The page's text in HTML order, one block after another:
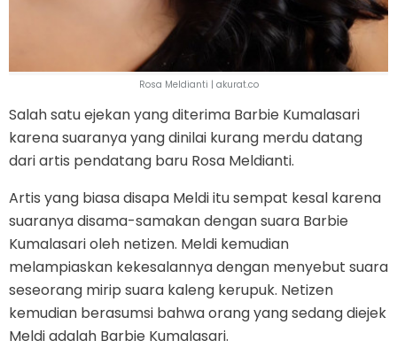
Rosa Meldianti | akurat.co
Salah satu ejekan yang diterima Barbie Kumalasari
karena suaranya yang dinilai kurang merdu datang
dari artis pendatang baru Rosa Meldianti.
Artis yang biasa disapa Meldi itu sempat kesal karena
suaranya disama-samakan dengan suara Barbie
Kumalasari oleh netizen. Meldi kemudian
melampiaskan kekesalannya dengan menyebut suara
seseorang mirip suara kaleng kerupuk. Netizen
kemudian berasumsi bahwa orang yang sedang diejek
Meldi adalah Barbie Kumalasari.